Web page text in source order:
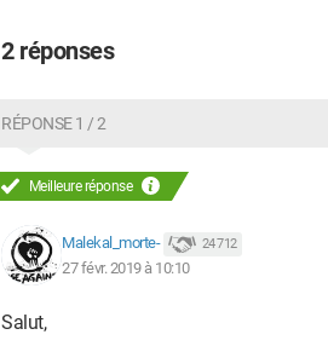
2 réponses
RÉPONSE 1 / 2
Meilleure réponse
Malekal_morte- 24 712
27 févr. 2019 à 10:10
Salut,